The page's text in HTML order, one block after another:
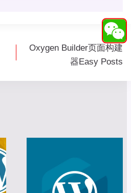
Oxygen Builder页面构建
器Easy Posts